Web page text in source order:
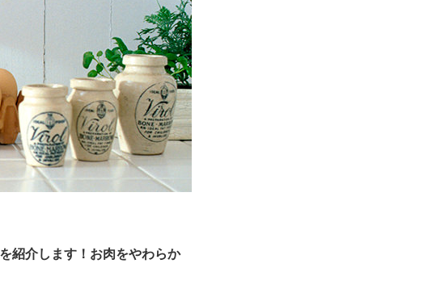
紹介します！お肉をやわらか